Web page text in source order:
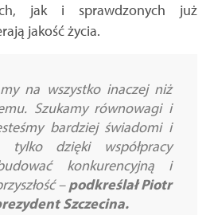
jak i sprawdzonych już
jakość życia.
na wszystko inaczej niż
Szukamy równowagi i
bardziej świadomi i
tylko dzięki współpracy
konkurencyjną i
–podkreślał Piotr
Szczecina.